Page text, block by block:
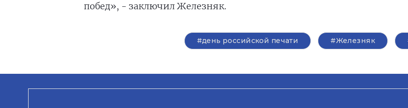
побед», - заключил Железняк.
#день российской печати #Железняк